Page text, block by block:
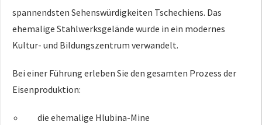
spannendsten Sehenswürdigkeiten Tschechiens. Das
ehemalige Stahlwerksgelände wurde in ein modernes
Kultur- und Bildungszentrum verwandelt.
Bei einer Führung erleben Sie den gesamten Prozess der
Eisenproduktion:
die ehemalige Hlubina-Mine